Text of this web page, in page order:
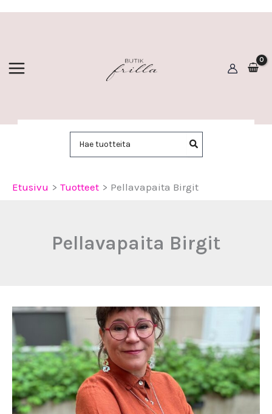
Etusivu Tuotteet Pellavapaita Birgit
Pellavapaita Birgit
Pellavapaita
Birgit
määrä